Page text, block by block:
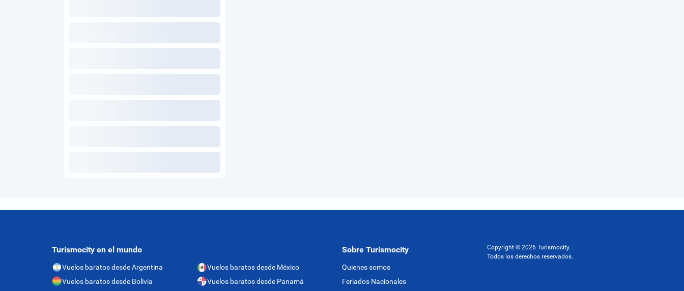
Turismocity en el mundo
Vuelos baratos desde Argentina
Vuelos baratos desde Bolivia
Vuelos baratos desde México
Vuelos baratos desde Panamá
Sobre Turismocity
Quienes somos
Feriados Nacionales
Copyright © 2026 Turismocity.
Todos los derechos reservados.